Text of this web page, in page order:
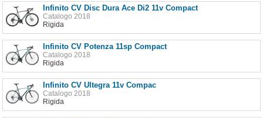
Infinito CV Disc Dura Ace Di2 11v Compact
Catalogo 2018
Rigida
Infinito CV Potenza 11sp Compact
Catalogo 2018
Rigida
Infinito CV Ultegra 11v Compac
Catalogo 2018
Rigida